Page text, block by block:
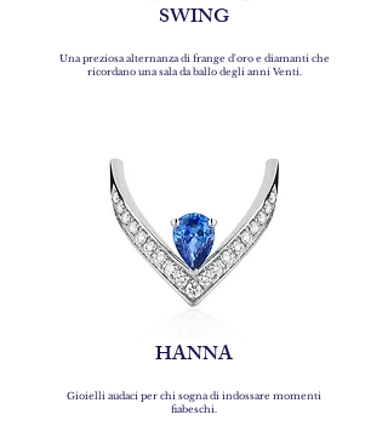
SWING
Una preziosa alternanza di frange d'oro e diamanti che
ricordano una sala da ballo degli anni Venti.
HANNA
Gioielli audaci per chi sogna di indossare momenti
fiabeschi.